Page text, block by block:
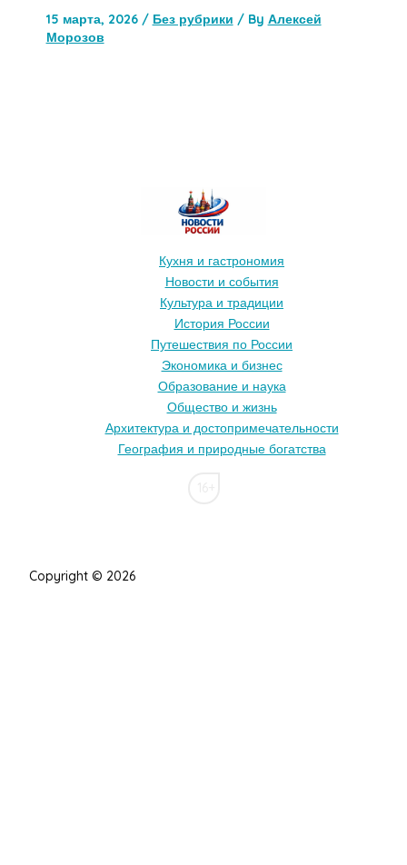
15 марта, 2026 / Без рубрики / By Алексей
Морозов
Кухня и гастрономия
Новости и события
Культура и традиции
История России
Путешествия по России
Экономика и бизнес
Образование и наука
Общество и жизнь
Архитектура и достопримечательности
География и природные богатства
Copyright © 2026